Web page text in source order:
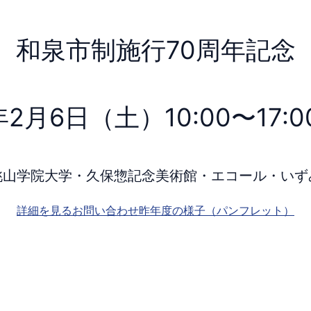
和泉市制施行70周年記念
月6日（土）10:00〜
学院大学・久保惣記念美術館・エコール・いず
詳細を見るお問い合わせ昨年度の様子（パンフレット）